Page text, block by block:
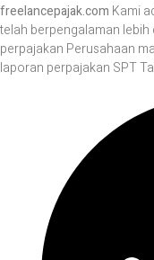
freelancepajak.com Kami
telah berpengalaman
perpajakan Perusahaan
laporan perpajakan SPT